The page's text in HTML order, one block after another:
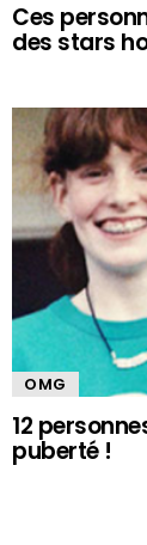
Ces
des stars
OMG
12
puberté !